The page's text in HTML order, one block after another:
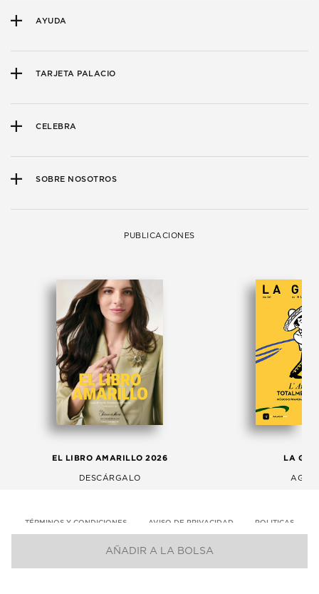
AÑADIR A LA BOLSA
AYUDA
TARJETA PALACIO
CELEBRA
SOBRE NOSOTROS
PUBLICACIONES
EL LIBRO AMARILLO 2026
DESCÁRGALO
LA
TÉRMINOS Y CONDICIONES AVISO DE PRIVACIDAD POLITICAS